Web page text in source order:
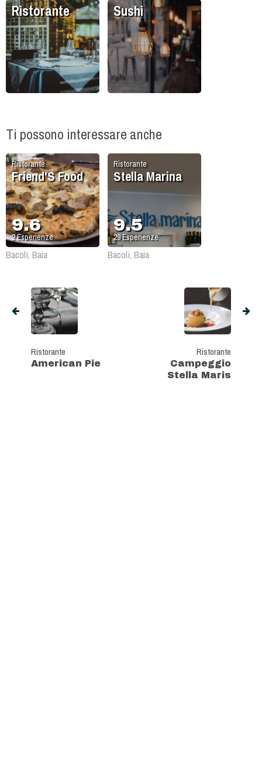
Ristorante Sushi
Ti possono interessare anche
Ristorante
Friend'S Food
9.6
2Esperienze
Bacoli, Baia
Ristorante
Stella Marina
9.5
29Esperienze
Bacoli, Baia
Ristorante
American Pie
Ristorante
Campeggio
Stella Maris